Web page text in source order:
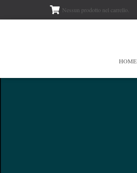
Nessun prodotto nel carrello.
HOME